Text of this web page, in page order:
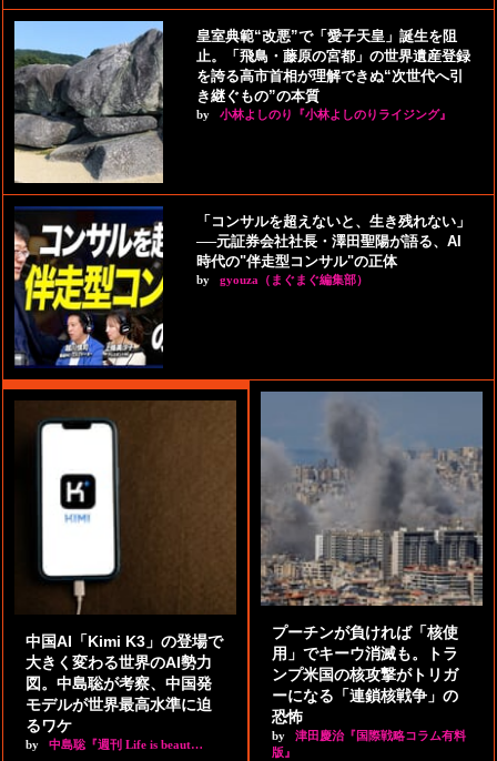
皇室典範“改悪”で「愛子天皇」誕生を阻
止。「飛鳥・藤原の宮都」の世界遺産登録
を誇る高市首相が理解できぬ“次世代へ引
き継ぐもの”の本質
by 小林よしのり『小林よしのりライジング』
「コンサルを超えないと、生き残れない」
──元証券会社社長・澤田聖陽が語る、AI
時代の"伴走型コンサル"の正体
by gyouza（まぐまぐ編集部）
中国AI「Kimi K3」の登場で
大きく変わる世界のAI勢力
図。中島聡が考察、中国発
モデルが世界最高水準に迫
るワケ
by 中島聡『週刊 Life is beaut…
プーチンが負ければ「核使
用」でキーウ消滅も。トラ
ンプ米国の核攻撃がトリガ
ーになる「連鎖核戦争」の
恐怖
by
津田慶治『国際戦略コラム有料
版』